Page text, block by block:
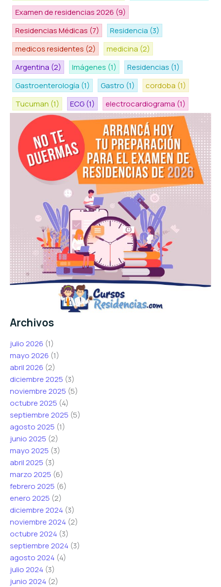
Examen de residencias 2026 (9)
Residencias Médicas (7) Residencia (3)
medicos residentes (2) medicina (2)
Argentina (2) Imágenes (1) Residencias (1)
Gastroenterología (1) Gastro (1) cordoba (1)
Tucuman (1) ECG (1) electrocardiograma (1)
Archivos
julio 2026 (1)
mayo 2026 (1)
abril 2026 (2)
diciembre 2025 (3)
noviembre 2025 (5)
octubre 2025 (4)
septiembre 2025 (5)
agosto 2025 (1)
junio 2025 (2)
mayo 2025 (3)
abril 2025 (3)
marzo 2025 (6)
febrero 2025 (6)
enero 2025 (2)
diciembre 2024 (3)
noviembre 2024 (2)
octubre 2024 (3)
septiembre 2024 (3)
agosto 2024 (4)
julio 2024 (3)
junio 2024 (2)